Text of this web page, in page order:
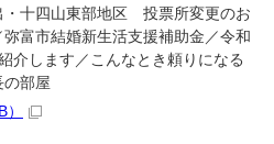
・十四山東部地区 投票所変更のお
富市結婚新生活支援補助金／令和
します／こんなとき頼りになる
の部屋